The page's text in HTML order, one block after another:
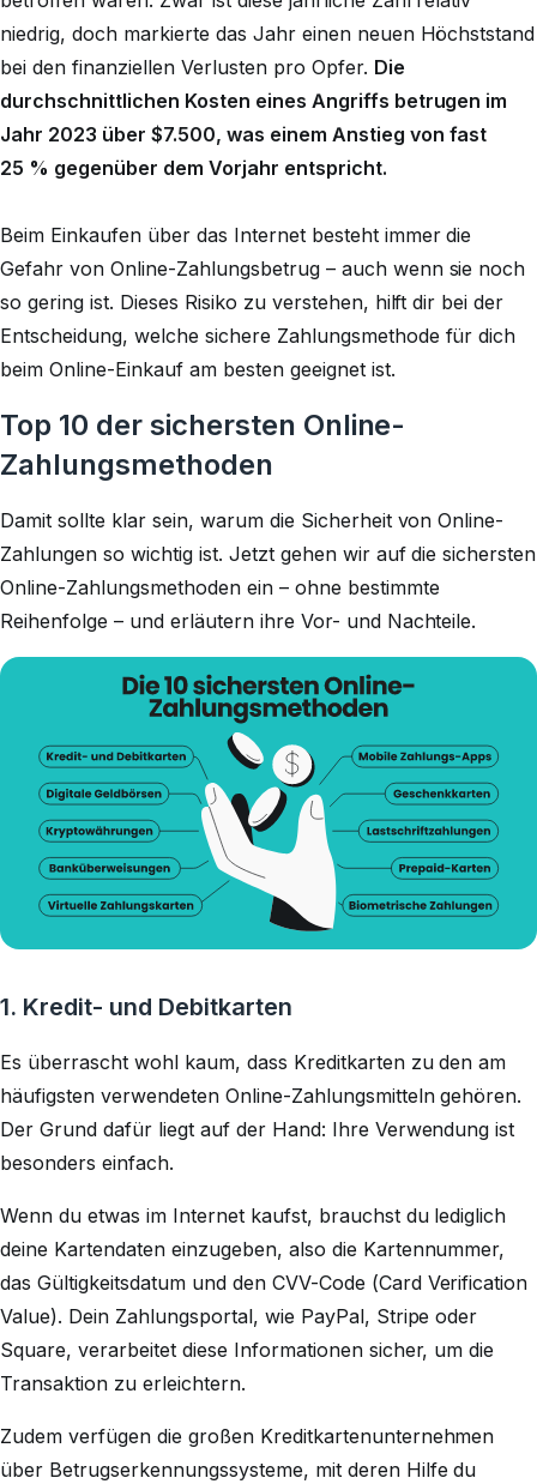
niedrig, doch markierte das Jahr einen neuen Höchststand
bei den finanziellen Verlusten pro Opfer. Die
durchschnittlichen Kosten eines Angriffs betrugen im
Jahr 2023 über $7.500, was einem Anstieg von fast
25 % gegenüber dem Vorjahr entspricht.
Beim Einkaufen über das Internet besteht immer die
Gefahr von Online-Zahlungsbetrug – auch wenn sie noch
so gering ist. Dieses Risiko zu verstehen, hilft dir bei der
Entscheidung, welche sichere Zahlungsmethode für dich
beim Online-Einkauf am besten geeignet ist.
Top 10 der sichersten Online-
Zahlungsmethoden
Damit sollte klar sein, warum die Sicherheit von Online-
Zahlungen so wichtig ist. Jetzt gehen wir auf die sichersten
Online-Zahlungsmethoden ein – ohne bestimmte
Reihenfolge – und erläutern ihre Vor- und Nachteile.
1. Kredit- und Debitkarten
Es überrascht wohl kaum, dass Kreditkarten zu den am
häufigsten verwendeten Online-Zahlungsmitteln gehören.
Der Grund dafür liegt auf der Hand: Ihre Verwendung ist
besonders einfach.
Wenn du etwas im Internet kaufst, brauchst du lediglich
deine Kartendaten einzugeben, also die Kartennummer,
das Gültigkeitsdatum und den CVV-Code (Card Verification
Value). Dein Zahlungsportal, wie PayPal, Stripe oder
Square, verarbeitet diese Informationen sicher, um die
Transaktion zu erleichtern.
Zudem verfügen die großen Kreditkartenunternehmen
über Betrugserkennungssysteme, mit deren Hilfe du